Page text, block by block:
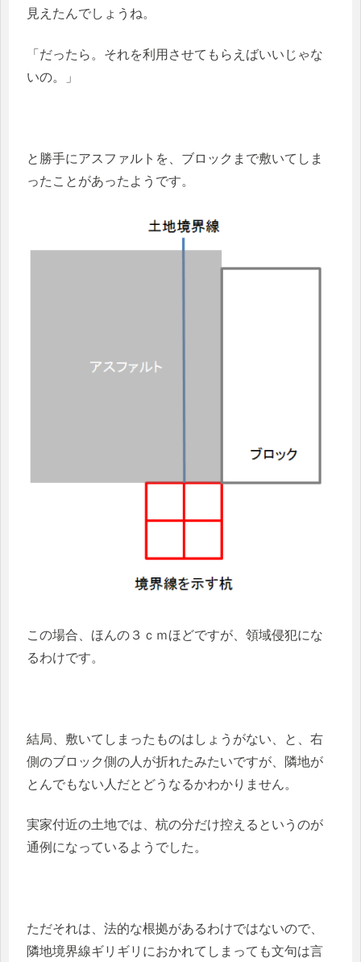
見えたんでしょうね。
「だったら。それを利用させてもらえばいいじゃな
いの。」
と勝手にアスファルトを、ブロックまで敷いてしま
ったことがあったようです。
この場合、ほんの３ｃｍほどですが、領域侵犯にな
るわけです。
結局、敷いてしまったものはしょうがない、と、右
側のブロック側の人が折れたみたいですが、隣地が
とんでもない人だとどうなるかわかりません。
実家付近の土地では、杭の分だけ控えるというのが
通例になっているようでした。
ただそれは、法的な根拠があるわけではないので、
隣地境界線ギリギリにおかれてしまっても文句は言